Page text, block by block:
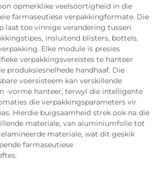
opmerklike veelsoortigheid in die
farmaseutiese verpakkingformate. Die
laat toe vinnige verandering tussen
insluitend blisters, bottels,
Elke module is presies
verpakkingsvereistes te hanteer
produksiesnelhede handhaaf. Die
voersisteem kan verskillende
-vorme hanteer, terwyl die intelligente
die verpakkingsparameters vir
Hierdie buigsaamheid strek ook na die
materiale, van aluminiumfolie tot
materiale, wat dit geskik
farmaseutiese